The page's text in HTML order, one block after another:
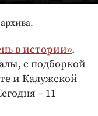
в истории».
с подборкой
и Калужской
– 11